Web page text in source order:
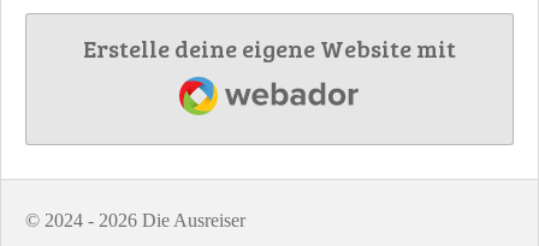
Erstelle deine eigene Website mit
Webador
© 2024 - 2026 Die Ausreiser